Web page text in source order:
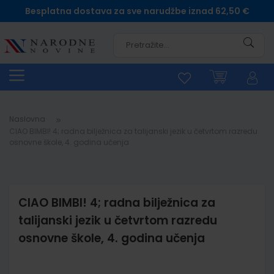
Besplatna dostava za sve narudžbe iznad 62,50 €
Naslovna
CIAO BIMBI! 4; radna bilježnica za
talijanski jezik u četvrtom razredu
osnovne škole, 4. godina učenja